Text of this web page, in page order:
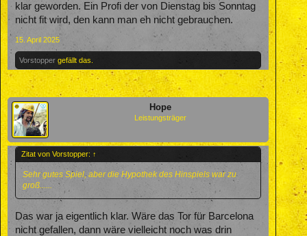
klar geworden. Ein Profi der von Dienstag bis Sonntag
nicht fit wird, den kann man eh nicht gebrauchen.
15. April 2025
Vorstopper gefällt das.
Hope
Leistungsträger
Zitat von Vorstopper: ↑
Sehr gutes Spiel, aber die Hypothek des Hinspiels war zu
groß......
Das war ja eigentlich klar. Wäre das Tor für Barcelona
nicht gefallen, dann wäre vielleicht noch was drin